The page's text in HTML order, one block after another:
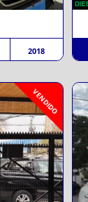
2018
VENDIDO